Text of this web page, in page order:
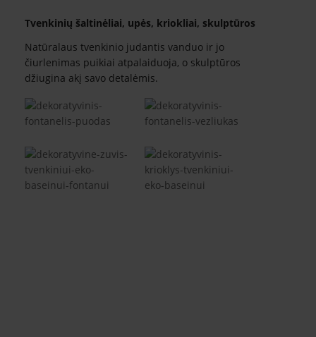
Tvenkinių šaltinėliai, upės, kriokliai, skulptūros
Natūralaus tvenkinio judantis vanduo ir jo
čiurlenimas puikiai atpalaiduoja, o skulptūros
džiugina akį savo detalėmis.